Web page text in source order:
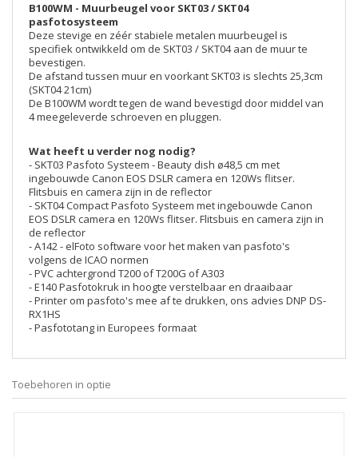
B100WM - Muurbeugel voor SKT03 / SKT04
pasfotosysteem
Deze stevige en zéér stabiele metalen muurbeugel is
specifiek ontwikkeld om de SKT03 / SKT04 aan de muur te
bevestigen.
De afstand tussen muur en voorkant SKT03 is slechts 25,3cm
(SKT04 21cm)
De B100WM wordt tegen de wand bevestigd door middel van
4 meegeleverde schroeven en pluggen.
Wat heeft u verder nog nodig?
- SKT03 Pasfoto Systeem - Beauty dish ø48,5 cm met
ingebouwde Canon EOS DSLR camera en 120Ws flitser.
Flitsbuis en camera zijn in de reflector
- SKT04 Compact Pasfoto Systeem met ingebouwde Canon
EOS DSLR camera en 120Ws flitser. Flitsbuis en camera zijn in
de reflector
- A142 - elFoto software voor het maken van pasfoto's
volgens de ICAO normen
- PVC achtergrond T200 of T200G of A303
- E140 Pasfotokruk in hoogte verstelbaar en draaibaar
- Printer om pasfoto's mee af te drukken, ons advies DNP DS-
RX1HS
- Pasfototang in Europees formaat
Toebehoren in optie